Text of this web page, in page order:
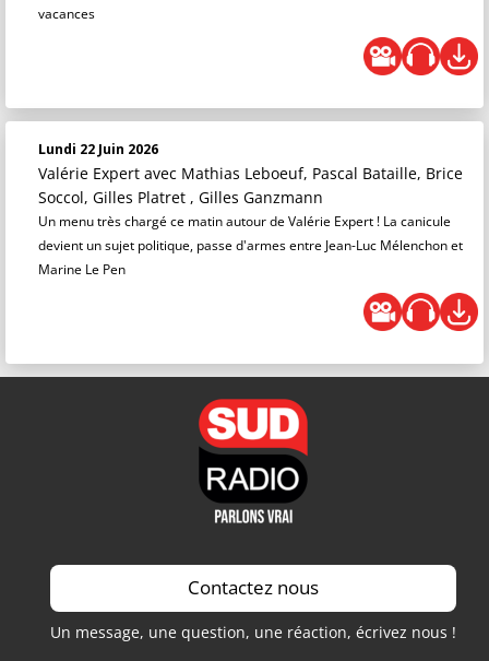
vacances
Lundi 22 Juin 2026
Valérie Expert avec Mathias Leboeuf, Pascal Bataille, Brice
Soccol, Gilles Platret , Gilles Ganzmann
Un menu très chargé ce matin autour de Valérie Expert ! La canicule
devient un sujet politique, passe d'armes entre Jean-Luc Mélenchon et
Marine Le Pen
Contactez nous
Un message, une question, une réaction, écrivez nous !